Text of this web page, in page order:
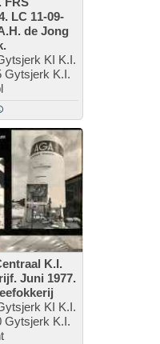
LC 11-09-
de Jong
KI K.I.
Gytsjerk K.I.
K.I.
Juni 1977.
KI K.I.
Gytsjerk K.I.